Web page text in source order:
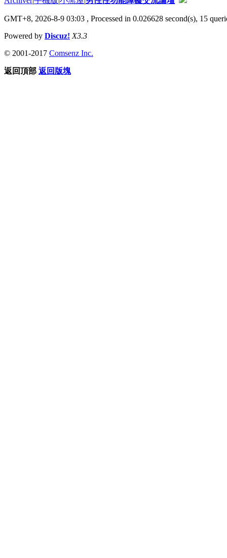
GMT+8, 2026-8-9 03:03 , Processed in 0.026628 second(s), 15
Powered by Discuz! X3.3
© 2001-2017 Comsenz Inc.
返回頂部 返回版塊